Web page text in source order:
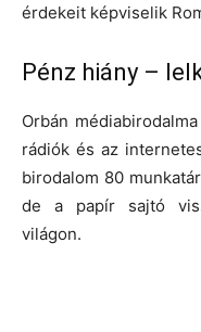
érdekeit képviselik
Pénz hiány –
Orbán
rádiók és az
birodalom 80
de a papír sajtó
világon.